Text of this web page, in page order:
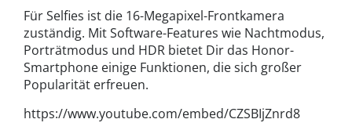
Für Selfies ist die 16-Megapixel-Frontkamera
zuständig. Mit Software-Features wie Nachtmodus,
Porträtmodus und HDR bietet Dir das Honor-
Smartphone einige Funktionen, die sich großer
Popularität erfreuen.
https://www.youtube.com/embed/CZSBIjZnrd8